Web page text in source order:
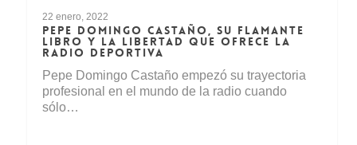
22 enero, 2022
PEPE DOMINGO CASTAÑO, SU FLAMANTE
LIBRO Y LA LIBERTAD QUE OFRECE LA
RADIO DEPORTIVA
Pepe Domingo Castaño empezó su trayectoria
profesional en el mundo de la radio cuando
sólo…